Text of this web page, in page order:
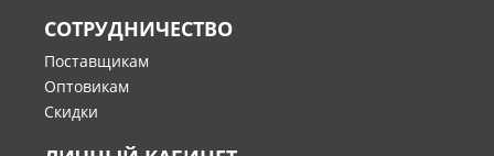
СОТРУДНИЧЕСТВО
Поставщикам
Оптовикам
Скидки